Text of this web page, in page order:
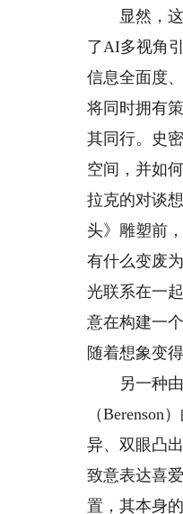
显然，这
了AI多视角
信息全面度
将同时拥有
其同行。史
空间，并如
拉克的对谈
头》雕塑前
有什么变废
光联系在一
意在构建一
随着想象变
另一种由
（
异、双眼凸
致意表达喜
置，其本身